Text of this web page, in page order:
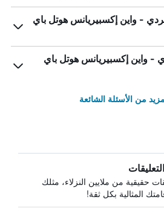
- واين إكسبيريانس هوتل باي
- واين إكسبيريانس هوتل باي
من الأسئلة الشائعة
حقيقية من ملايين النزلاء، مثلك
المثالية بكل ثقة!